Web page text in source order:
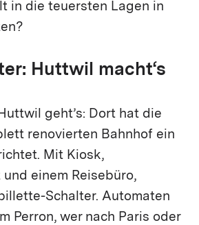
in die teuersten Lagen in
Huttwil macht‘s
geht’s: Dort hat die
renovierten Bahnhof ein
Mit Kiosk,
einem Reisebüro,
Schalter. Automaten
Perron, wer nach Paris oder